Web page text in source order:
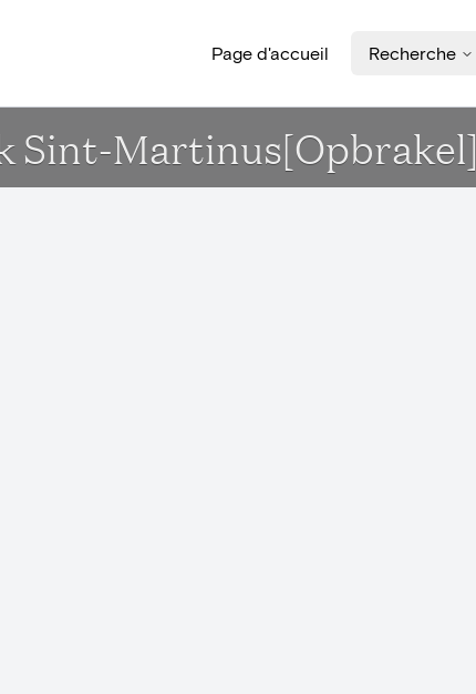
Page d'accueil Recherche
Sint-Martinus[Opbrakel]